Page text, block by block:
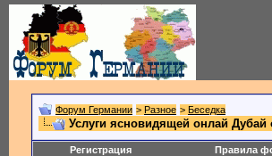
Форум Германии > Разное > Беседка
Услуги ясновидящей онлай Дубай
Регистрация Правила